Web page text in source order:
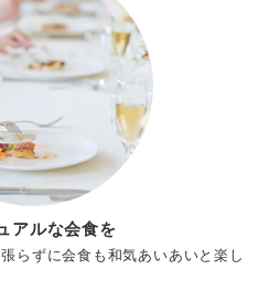
アルな会食を
らずに会食も和気あいあいと楽し